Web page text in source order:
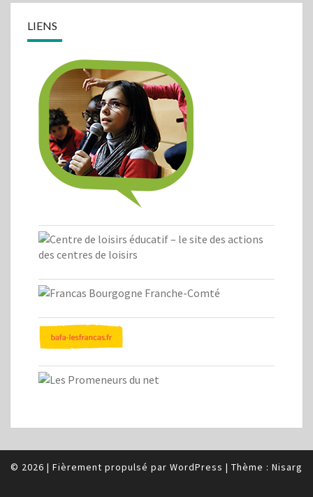
LIENS
© 2026 | Fièrement propulsé par WordPress | Thème : Nisarg